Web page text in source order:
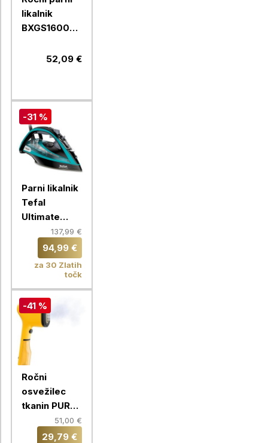
likalnik
BXGS1600E,
g/min52,09 €
-31 %
Parni likalnik
Tefal
Ultimate
FV9844E0
137,99 €
94,99 €
za 30 Zlatih
točk
-41 %
Ročni
osvežilec
tkanin PURE
POP Tefal
DT2026E1
51,00 €
29,79 €